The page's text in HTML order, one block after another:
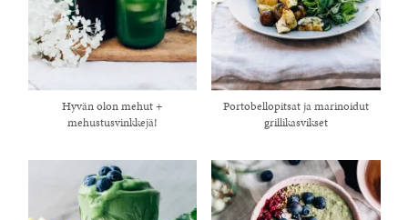
Hyvän olon mehut +
mehustusvinkkejä!
Portobellopitsat ja marinoidut
grillikasvikset